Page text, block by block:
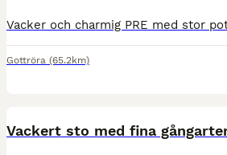
Gottröra (65.2km)
Vackert sto med fina